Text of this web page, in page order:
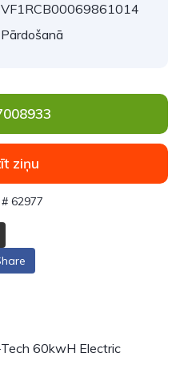
VF1RCB00069861014
Pārdošanā
ziņu
62977
60kwH Electric